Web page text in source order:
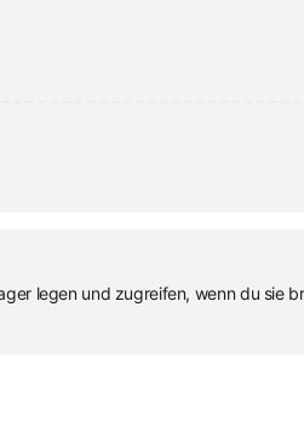
legen und zugreifen, wenn du sie